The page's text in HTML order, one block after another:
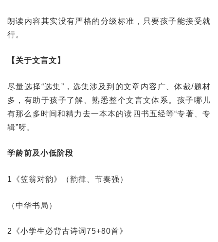
朗读内容其实没有严格的分级标准，只要孩子能接受就
行。
【关于文言文】
尽量选择“选集”，选集涉及到的文章内容广、体裁/题材
多，有助于孩子了解、熟悉整个文言文体系。孩子哪儿
有那么多时间和精力去一本本的读四书五经等“专著、专
辑”呀。
学龄前及小低阶段
1《笠翁对韵》（韵律、节奏强）
（中华书局）
2《小学生必背古诗词75+80首》